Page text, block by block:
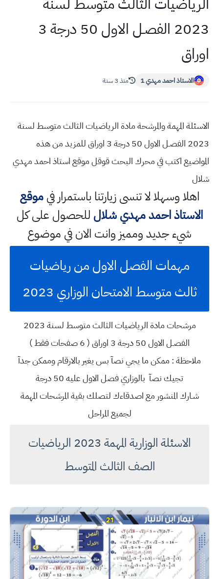
2023 الفصـل الاول 50 درجة 3
اوراق
الاستاذ احمد مهدي 1 منذ 3 سنة
الاسئلة المهمة والمرشحة مادة الرياضيات الثالث متوسط لسنة
2023 الفصـل الاول 50 درجة 3 اوراق للمزيد من هذه
المواضيع اكتب في محرك البحث قوقل موقع استاذ احمد مهدي
شلال
اهلا وسهلالا تنسى زيارتنا باستمرار فيموقع
الاستاذ احمد مهدي شلال للحصول على كل
شيء جديد ومميز وانت الان في موضوع
مهمات الفصل الاول من رياضيات
ثالث متوسط الامتحان الوزاري 2023
مرشحات مادة الرياضيات الثالث متوسط لسنة 2023
الفصـل الاول 50 درجة 3 اوراق ( 6 صفحات فقط )
ملاحظة : ممكن ما يجي نصآ بس يغير بالارقام وممكن جدآ
تجيك نصآ بالوزاري فصل الاول عليه 50 درجة
شـارك المنشور مع اصدقاءك لتصلك بقية المرشحات المهمة
لجميع المراحل
الاسئلة الوزارية المهمة 2023 الرياضيات
الصف الثالث المتوسط